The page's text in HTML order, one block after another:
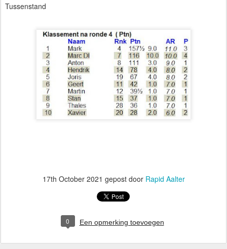
Tussenstand
17th October 2021 gepost door Rapid Aalter
0 Een opmerking toevoegen